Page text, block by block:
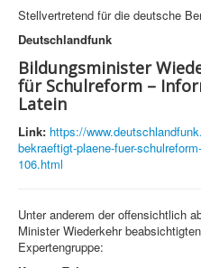
Stellvertretend für die deutsche
Deutschlandfunk
Bildungsminister
für Schulreform –
Latein
Link: https://
bekraeftigt-plaene-fuer-
106.html
Unter anderem der offensichtlich
Minister Wiederkehr
Expertengruppe: